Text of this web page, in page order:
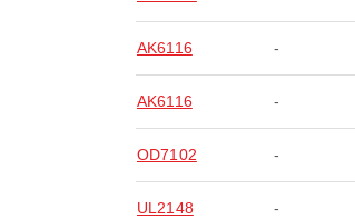
AK6116 -
AK6116 -
OD7102 -
UL2148 -